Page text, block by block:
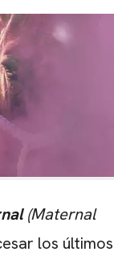
(Maternal
los últimos